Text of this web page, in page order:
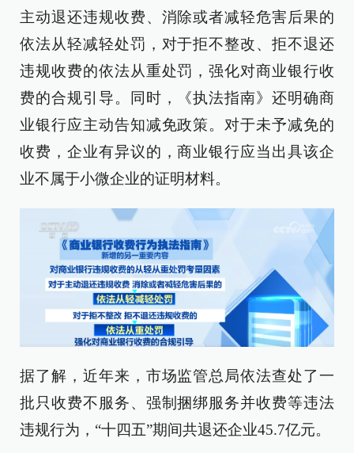
主动退还违规收费、消除或者减轻危害后果的
依法从轻减轻处罚，对于拒不整改、拒不退还
违规收费的依法从重处罚，强化对商业银行收
费的合规引导。同时，《执法指南》还明确商
业银行应主动告知减免政策。对于未予减免的
收费，企业有异议的，商业银行应当出具该企
业不属于小微企业的证明材料。
据了解，近年来，市场监管总局依法查处了一
批只收费不服务、强制捆绑服务并收费等违法
违规行为，“十四五”期间共退还企业45.7亿元。